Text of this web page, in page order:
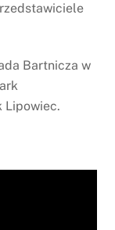
Bartnicza w
Lipowiec.